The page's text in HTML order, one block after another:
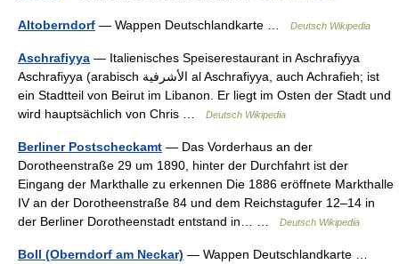
Altoberndorf — Wappen Deutschlandkarte … Deutsch Wikipedia
Aschrafiyya — Italienisches Speiserestaurant in Aschrafiyya
Aschrafiyya (arabisch ‏الأشرفية‎ al Aschrafiyya, auch Achrafieh; ist
ein Stadtteil von Beirut im Libanon. Er liegt im Osten der Stadt und
wird hauptsächlich von Chris …
Deutsch Wikipedia
Berliner Postscheckamt — Das Vorderhaus an der
Dorotheenstraße 29 um 1890, hinter der Durchfahrt ist der
Eingang der Markthalle zu erkennen Die 1886 eröffnete Markthalle
IV an der Dorotheenstraße 84 und dem Reichstagufer 12–14 in
der Berliner Dorotheenstadt entstand in… …
Deutsch Wikipedia
Boll (Oberndorf am Neckar) — Wappen Deutschlandkarte …